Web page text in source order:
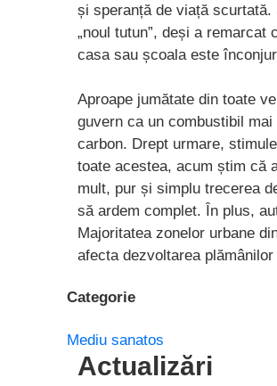
și speranță de viață scurtată.
„noul tutun”, deși a
casa sau școala este
Aproape jumătate din toate
guvern ca un combustibil
carbon. Drept urmare,
toate acestea, acum știm că
mult, pur și simplu trecerea
să ardem complet. În plus,
Majoritatea zonelor urbane
afecta dezvoltarea
Categorie
Mediu sanatos
Actualizări